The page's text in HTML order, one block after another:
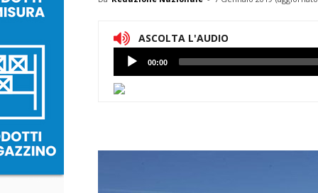
ASCOLTA L'AUDIO
Lettore
Audio
00:00